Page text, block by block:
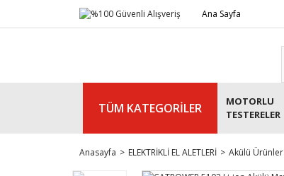
Ana Sayfa
TÜM KATEGORİLER
MOTORLU
TESTERELER
Anasayfa ELEKTRİKLİ EL ALETLERİ Akülü Ürünler